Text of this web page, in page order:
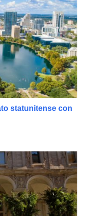
statunitense con